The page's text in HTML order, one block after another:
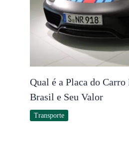
Qual é a Placa do
Brasil e Seu Valor
Transporte